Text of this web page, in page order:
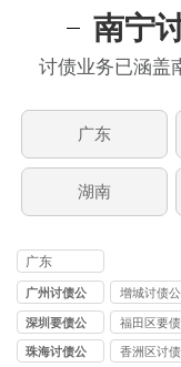
南宁
讨债业务已涵盖
广东
湖南
广东
广州讨债公
司
增城讨债公
司
深圳要债公
司
福田区要债
公司
珠海讨债公
香洲区讨债